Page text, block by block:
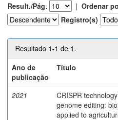
Result./Pág. | Ordenar
Registro(s)
Resultado 1-1 de 1.
Ano de
publicação
Título
2021
CRISPR
genome editing:
applied to